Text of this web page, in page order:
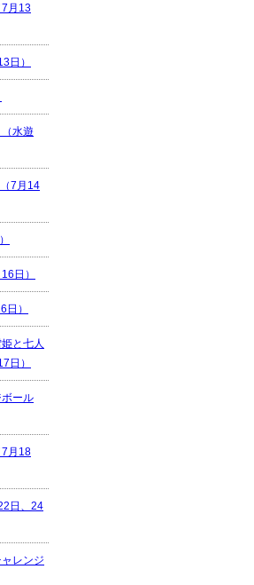
7月13
日）
水遊
7月14
日）
）
と七人
日）
ボール
7月18
日、24
ャレンジ